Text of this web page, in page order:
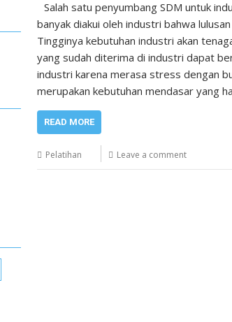
Salah satu penyumbang SDM untuk
banyak diakui oleh industri bahwa
Tingginya kebutuhan industri akan
yang sudah diterima di industri dapat
industri karena merasa stress dengan
merupakan kebutuhan mendasar yang
READ MORE
Pelatihan Leave a comment